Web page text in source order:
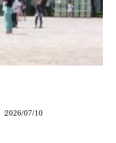
2026/07/10